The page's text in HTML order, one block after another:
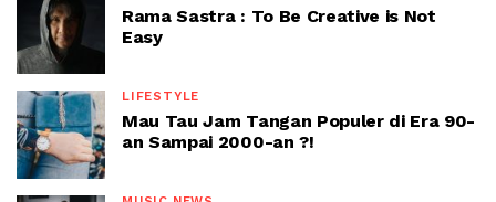
Rama Sastra : To Be Creative is Not
Easy
LIFESTYLE
Mau Tau Jam Tangan Populer di Era 90-
an Sampai 2000-an ?!